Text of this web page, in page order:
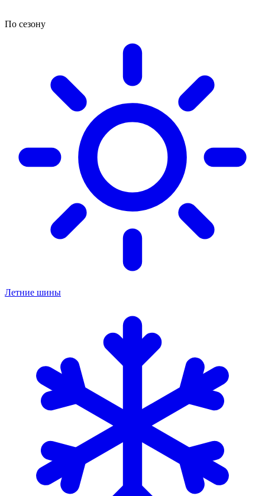
По сезону
Летние шины